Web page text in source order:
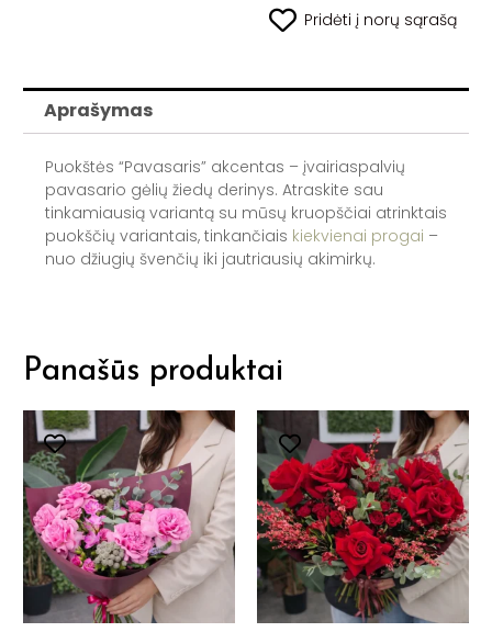
Pridėti į norų sąrašą
Aprašymas
Puokštės “Pavasaris” akcentas – įvairiaspalvių
pavasario gėlių žiedų derinys. Atraskite sau
tinkamiausią variantą su mūsų kruopščiai atrinktais
puokščių variantais, tinkančiais kiekvienai progai –
nuo džiugių švenčių iki jautriausių akimirkų.
Panašūs produktai